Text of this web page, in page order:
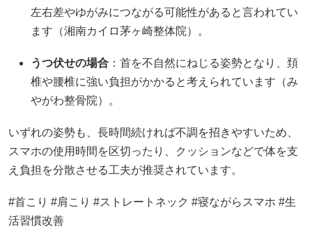
左右差やゆがみにつながる可能性があると言われてい
ます（湘南カイロ茅ヶ崎整体院）。
うつ伏せの場合 ：首を不自然にねじる姿勢となり、頚
椎や腰椎に強い負担がかかると考えられています（み
やがわ整骨院）。
いずれの姿勢も、長時間続ければ不調を招きやすいため、
スマホの使用時間を区切ったり、クッションなどで体を支
え負担を分散させる工夫が推奨されています。
#首こり #肩こり #ストレートネック #寝ながらスマホ #生
活習慣改善